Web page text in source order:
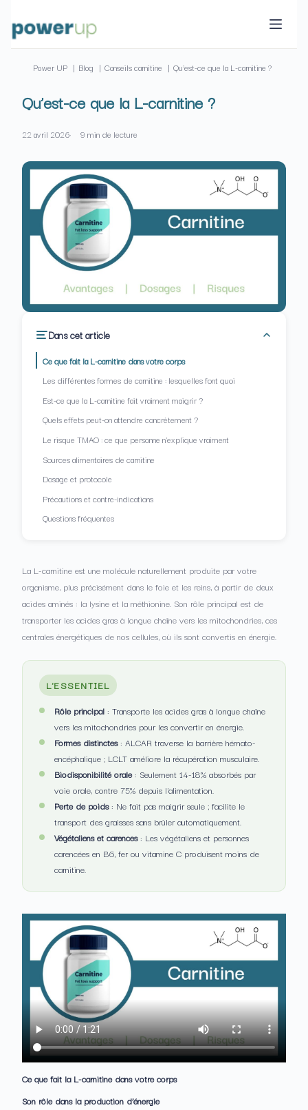
au
contenu
Power UP Blog Conseils carnitine Qu’est-ce que la L-carnitine ?
Qu’est-ce que la L-carnitine ?
22 avril 2026 9 min de lecture
Dans cet article
Ce que fait la L-carnitine dans votre corps
Les différentes formes de carnitine : lesquelles font quoi
Est-ce que la L-carnitine fait vraiment maigrir ?
Quels effets peut-on attendre concrètement ?
Le risque TMAO : ce que personne n'explique vraiment
Sources alimentaires de carnitine
Dosage et protocole
Précautions et contre-indications
Questions fréquentes
La L-carnitine est une molécule naturellement produite par votre
organisme, plus précisément dans le foie et les reins, à partir de deux
acides aminés : la lysine et la méthionine. Son rôle principal est de
transporter les acides gras à longue chaîne vers les mitochondries, ces
centrales énergétiques de nos cellules, où ils sont convertis en énergie.
L'ESSENTIEL
Rôle principal : Transporte les acides gras à longue chaîne
vers les mitochondries pour les convertir en énergie.
Formes distinctes: ALCAR traverse la barrière hémato-
encéphalique ; LCLT améliore la récupération musculaire.
Biodisponibilité orale: Seulement 14-18% absorbés par
voie orale, contre 75% depuis l'alimentation.
Perte de poids: Ne fait pas maigrir seule ; facilite le
transport des graisses sans brûler automatiquement.
Végétaliens et carences: Les végétaliens et personnes
carencées en B6, fer ou vitamine C produisent moins de
carnitine.
Ce que fait la L-carnitine dans votre corps
Son rôle dans la production d’énergie